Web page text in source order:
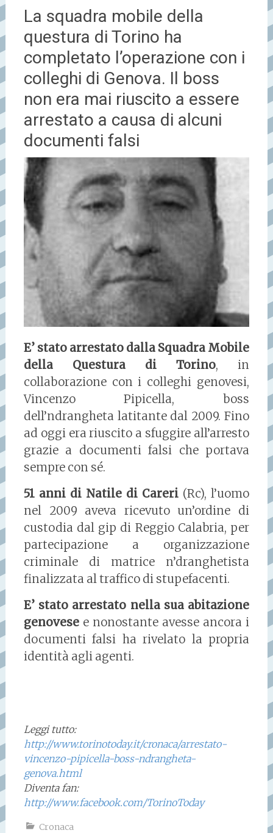
La squadra mobile della
questura di Torino ha
completato l’operazione con i
colleghi di Genova. Il boss
non era mai riuscito a essere
arrestato a causa di alcuni
documenti falsi
E’ stato arrestato dalla Squadra Mobile
della Questura di Torino, in
collaborazione con i colleghi genovesi,
Vincenzo Pipicella, boss
dell’ndrangheta latitante dal 2009. Fino
ad oggi era riuscito a sfuggire all’arresto
grazie a documenti falsi che portava
sempre con sé.
51 anni di Natile di Careri (Rc), l’uomo
nel 2009 aveva ricevuto un’ordine di
custodia dal gip di Reggio Calabria, per
partecipazione a organizzazione
criminale di matrice n’dranghetista
finalizzata al traffico di stupefacenti.
E’ stato arrestato nella sua abitazione
genovesee nonostante avesse ancora i
documenti falsi ha rivelato la propria
identità agli agenti.
Leggi tutto:
http://www.torinotoday.it/cronaca/arrestato-
vincenzo-pipicella-boss-ndrangheta-
genova.html
Diventa fan:
http://www.facebook.com/TorinoToday
Cronaca